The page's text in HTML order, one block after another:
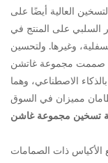
العالية أيضًا على
السلبي على المنتج في
وغيرها. ولتحسين
صممت مجموعة غاتشن
الاصطناعي، وهما
تسخين مجموعة غاشن
الأكياس ذات الصمامات